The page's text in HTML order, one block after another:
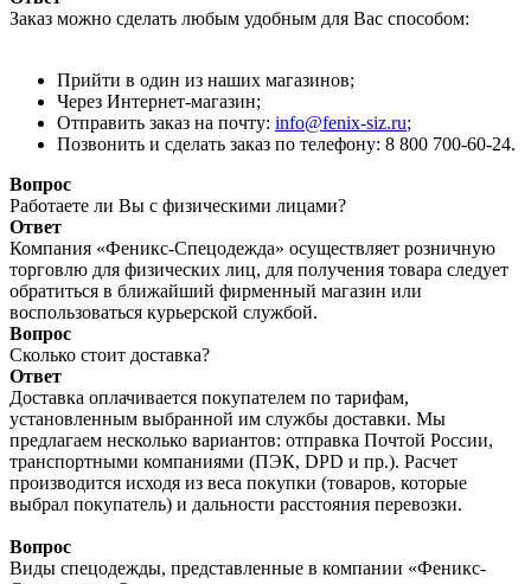
Заказ можно сделать любым удобным для Вас способом:
Прийти в один из наших магазинов;
Через Интернет-магазин;
Отправить заказ на почту: info@fenix-siz.ru;
Позвонить и сделать заказ по телефону: 8 800 700-60-24.
Вопрос
Работаете ли Вы с физическими лицами?
Ответ
Компания «Феникс-Спецодежда» осуществляет розничную
торговлю для физических лиц, для получения товара следует
обратиться в ближайший фирменный магазин или
воспользоваться курьерской службой.
Вопрос
Сколько стоит доставка?
Ответ
Доставка оплачивается покупателем по тарифам,
установленным выбранной им службы доставки. Мы
предлагаем несколько вариантов: отправка Почтой России,
транспортными компаниями (ПЭК, DPD и пр.). Расчет
производится исходя из веса покупки (товаров, которые
выбрал покупатель) и дальности расстояния перевозки.
Вопрос
Виды спецодежды, представленные в компании «Феникс-